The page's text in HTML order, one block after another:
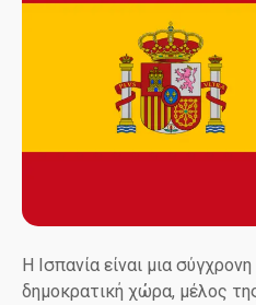
Η Ισπανία είναι μια
δημοκρατική χώρα, μέλος